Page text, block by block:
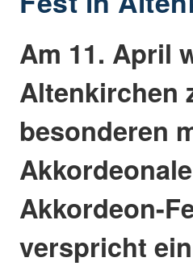
Am 11. April
Altenkirchen
besonderen
Akkordeon-
verspricht